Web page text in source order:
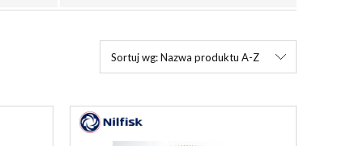
Sortuj wg:Nazwa produktu A-Z